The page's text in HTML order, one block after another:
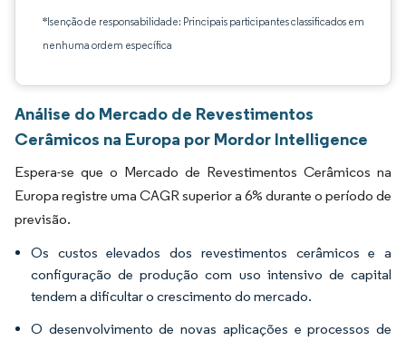
*Isenção de responsabilidade: Principais participantes classificados em
nenhuma ordem específica
Análise do Mercado de Revestimentos
Cerâmicos na Europa por Mordor Intelligence
Espera-se que o Mercado de Revestimentos Cerâmicos na
Europa registre uma CAGR superior a 6% durante o período de
previsão.
Os custos elevados dos revestimentos cerâmicos e a
configuração de produção com uso intensivo de capital
tendem a dificultar o crescimento do mercado.
O desenvolvimento de novas aplicações e processos de